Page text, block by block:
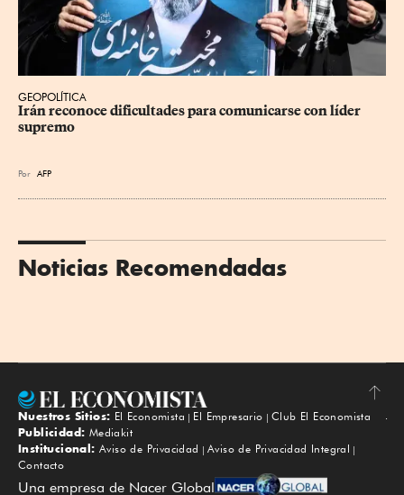
GEOPOLÍTICA
Irán reconoce dificultades para comunicarse con líder
supremo
Por AFP
Noticias Recomendadas
Subir
Nuestros Sitios: El Economista El Empresario
Club El Economista
Publicidad: Mediakit
Institucional: Aviso de Privacidad
Aviso de Privacidad Integral
Contacto
Una empresa de Nacer Global